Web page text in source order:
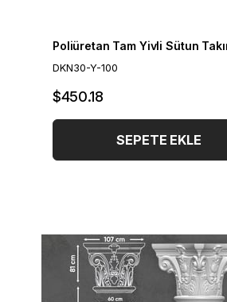
DKN30-Y-100
$450.18
SEPETE EKLE